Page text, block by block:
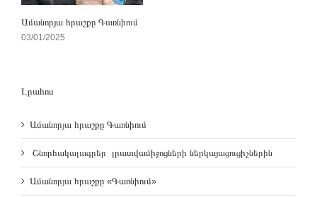
Ամանորյա հրաշքը Գառնիում
03/01/2025
Լրահոս
Ամանորյա հրաշքը Գառնիում
Շնորհակալագրեր լրատվամիջոցների ներկայացուցիչներին
Ամանորյա հրաշքը «Գառնիում»